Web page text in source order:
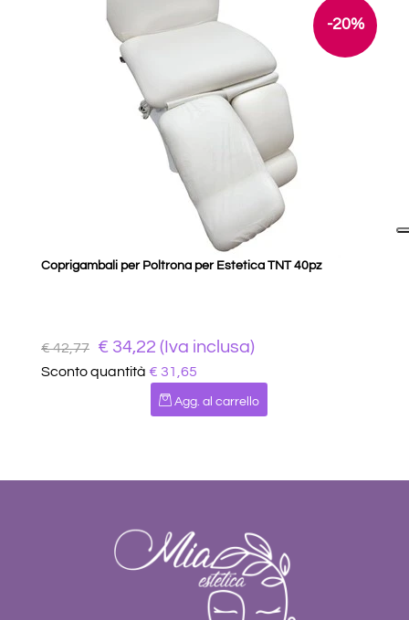
-20%
Coprigambali per Poltrona per Estetica TNT 40pz
€ 42,77 € 34,22 (Iva inclusa)
Sconto quantità € 31,65
Quantità
Agg. al carrello